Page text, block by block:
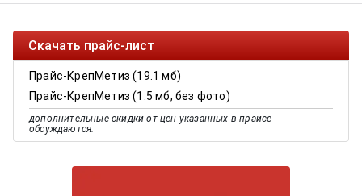
Скачать прайс-лист
Прайс-КрепМетиз (19.1 мб)
Прайс-КрепМетиз (1.5 мб, без фото)
дополнительные скидки от цен указанных в прайсе
обсуждаются.